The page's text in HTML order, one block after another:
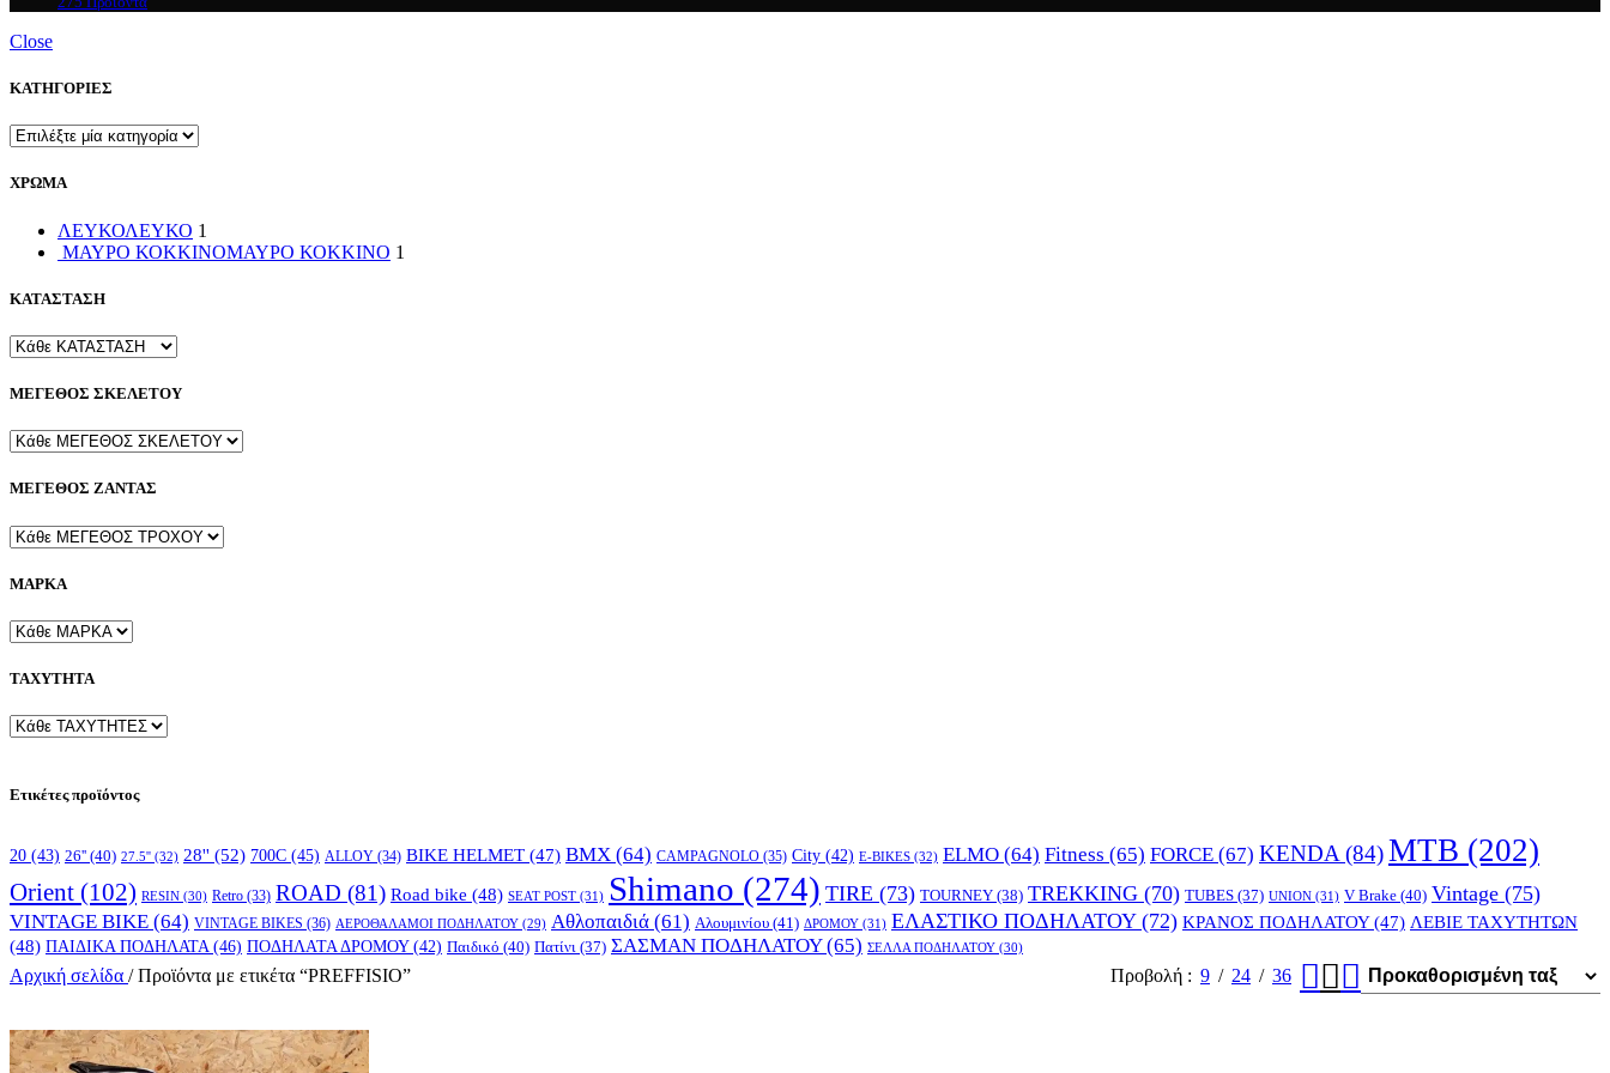
Close
ΚΑΤΗΓΟΡΙΕΣ
ΧΡΩΜΑ
ΛΕΥΚΟΛΕΥΚΟ 1
ΜΑΥΡΟ ΚΟΚΚΙΝΟΜΑΥΡΟ ΚΟΚΚΙΝΟ 1
ΚΑΤΑΣΤΑΣΗ
ΜΕΓΕΘΟΣ ΣΚΕΛΕΤΟΥ
ΜΕΓΕΘΟΣ ΖΑΝΤΑΣ
ΜΑΡΚΑ
ΤΑΧΥΤΗΤΑ
Ετικέτες προϊόντος
20 (43) 26'' (40) 27.5'' (32) 28'' (52) 700C (45) ALLOY (34) BIKE HELMET (47) BMX (64) CAMPAGNOLO (35) City (42) E-BIKES (32) ELMO (64) Fitness (65) FORCE (67) KENDA (84)MTB (202)
Orient (102) RESIN (30) Retro (33) ROAD (81) Road bike (48) SEAT POST (31) Shimano (274) TIRE (73) TOURNEY (38) TREKKING (70) TUBES (37) UNION (31) V Brake (40) Vintage (75)
VINTAGE BIKE (64) VINTAGE BIKES (36) ΑΕΡΟΘΑΛΑΜΟΙ ΠΟΔΗΛΑΤΟΥ (29) Αθλοπαιδιά (61) Αλουμινίου (41) ΔΡΟΜΟΥ (31) ΕΛΑΣΤΙΚΟ ΠΟΔΗΛΑΤΟΥ(72) ΚΡΑΝΟΣ ΠΟΔΗΛΑΤΟΥ(47) ΛΕΒΙΕ ΤΑΧΥΤΗΤΩΝ
(48) ΠΑΙΔΙΚΑ ΠΟΔΗΛΑΤΑ (46) ΠΟΔΗΛΑΤΑ ΔΡΟΜΟΥ(42) Παιδικό (40) Πατίνι (37) ΣΑΣΜΑΝ ΠΟΔΗΛΑΤΟΥ(65) ΣΕΛΛΑ ΠΟΔΗΛΑΤΟΥ (30)
Αρχική σελίδα / Προϊόντα με ετικέτα “PREFFISIO” Προβολή 9 24 36